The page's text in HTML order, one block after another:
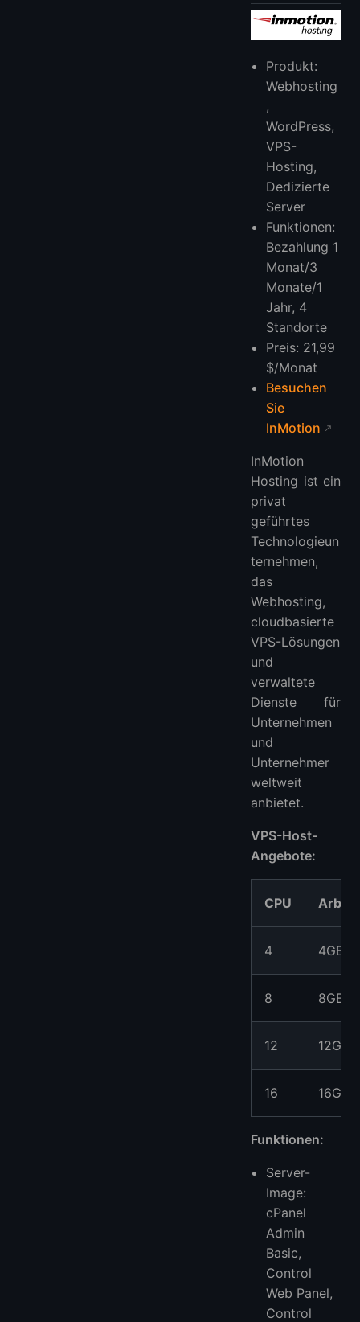
Produkt:
Webhosting
,
WordPress,
VPS-
Hosting,
Dedizierte
Server
Funktionen:
Bezahlung 1
Monat/3
Monate/1
Jahr, 4
Standorte
Preis: 21,99
$/Monat
Besuchen
Sie
InMotion
InMotion
Hosting ist ein
privat
geführtes
Technologieun
ternehmen,
das
Webhosting,
cloudbasierte
VPS-Lösungen
und
verwaltete
Dienste für
Unternehmen
und
Unternehmer
weltweit
anbietet.
VPS-Host-
Angebote:
CPU
4 4GB
8 8GB
12 12GB
16 16GB
Funktionen:
Server-
Image:
cPanel
Admin
Basic,
Control
Web Panel,
Control